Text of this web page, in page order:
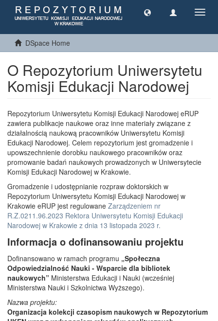
DSpace Home
O Repozytorium Uniwersytetu
Komisji Edukacji Narodowej
Repozytorium Uniwersytetu Komisji Edukacji Narodowej eRUP
zawiera publikacje naukowe oraz inne materiały związane z
działalnością naukową pracowników Uniwersytetu Komisji
Edukacji Narodowej. Celem repozytorium jest gromadzenie i
upowszechnienie dorobku naukowego pracowników oraz
promowanie badań naukowych prowadzonych w Uniwersytecie
Komisji Edukacji Narodowej w Krakowie.
Gromadzenie i udostępnianie rozpraw doktorskich w
Repozytorium Uniwersytetu Komisji Edukacji Narodowej w
Krakowie eRUP jest regulowane Zarządzeniem nr
R.Z.0211.96.2023 Rektora Uniwersytetu Komisji Edukacji
Narodowej w Krakowie z dnia 13 listopada 2023 r.
Informacja o dofinansowaniu projektu
Dofinansowano w ramach programu „Społeczna
Odpowiedzialność Nauki - Wsparcie dla bibliotek
naukowych” Ministerstwa Edukacji i Nauki (wcześniej
Ministerstwa Nauki i Szkolnictwa Wyższego).
Nazwa projektu:
Organizacja kolekcji czasopism naukowych w Repozytorium